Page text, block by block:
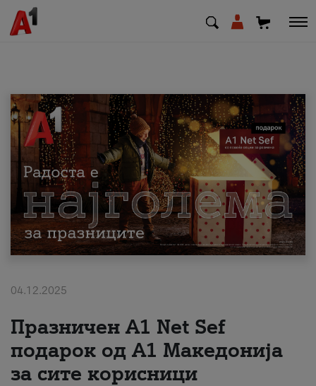
МК EN SQ
Приватни Деловни
Поддршка
Надополни кредит
За нас
#ПодобарОнлајн
04.12.2025
Празничен A1 Net Sеf
подарок од А1 Македонија
за сите корисници